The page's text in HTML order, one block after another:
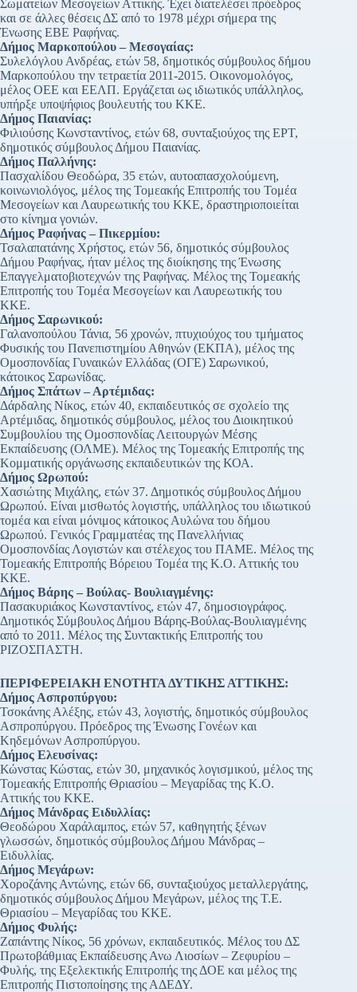
Σωματείων Μεσογείων Αττικής. Έχει διατελέσει πρόεδρος
και σε άλλες θέσεις ΔΣ από το 1978 μέχρι σήμερα της
Ένωσης ΕΒΕ Ραφήνας.
Δήμος Μαρκοπούλου – Μεσογαίας:
Συλελόγλου Ανδρέας, ετών 58, δημοτικός σύμβουλος δήμου
Μαρκοπούλου την τετραετία 2011-2015. Οικονομολόγος,
μέλος ΟΕΕ και ΕΕΛΠ. Εργάζεται ως ιδιωτικός υπάλληλος,
υπήρξε υποψήφιος βουλευτής του ΚΚΕ.
Δήμος Παιανίας:
Φιλιούσης Κωνσταντίνος, ετών 68, συνταξιούχος της ΕΡΤ,
δημοτικός σύμβουλος Δήμου Παιανίας.
Δήμος Παλλήνης:
Πασχαλίδου Θεοδώρα, 35 ετών, αυτοαπασχολούμενη,
κοινωνιολόγος, μέλος της Τομεακής Επιτροπής του Τομέα
Μεσογείων και Λαυρεωτικής του ΚΚΕ, δραστηριοποιείται
στο κίνημα γονιών.
Δήμος Ραφήνας – Πικερμίου:
Τσαλαπατάνης Χρήστος, ετών 56, δημοτικός σύμβουλος
Δήμου Ραφήνας, ήταν μέλος της διοίκησης της Ένωσης
Επαγγελματοβιοτεχνών της Ραφήνας. Μέλος της Τομεακής
Επιτροπής του Τομέα Μεσογείων και Λαυρεωτικής του
ΚΚΕ.
Δήμος Σαρωνικού:
Γαλανοπούλου Τάνια, 56 χρονών, πτυχιούχος του τμήματος
Φυσικής του Πανεπιστημίου Αθηνών (ΕΚΠΑ), μέλος της
Ομοσπονδίας Γυναικών Ελλάδας (ΟΓΕ) Σαρωνικού,
κάτοικος Σαρωνίδας.
Δήμος Σπάτων – Αρτέμιδας:
Δάρδαλης Νίκος, ετών 40, εκπαιδευτικός σε σχολείο της
Αρτέμιδας, δημοτικός σύμβουλος, μέλος του Διοικητικού
Συμβουλίου της Ομοσπονδίας Λειτουργών Μέσης
Εκπαίδευσης (ΟΛΜΕ). Μέλος της Τομεακής Επιτροπής της
Κομματικής οργάνωσης εκπαιδευτικών της ΚΟΑ.
Δήμος Ωρωπού:
Χασιώτης Μιχάλης, ετών 37. Δημοτικός σύμβουλος Δήμου
Ωρωπού. Είναι μισθωτός λογιστής, υπάλληλος του ιδιωτικού
τομέα και είναι μόνιμος κάτοικος Αυλώνα του δήμου
Ωρωπού. Γενικός Γραμματέας της Πανελλήνιας
Ομοσπονδίας Λογιστών και στέλεχος του ΠΑΜΕ. Μέλος της
Τομεακής Επιτροπής Βόρειου Τομέα της Κ.Ο. Αττικής του
ΚΚΕ.
Δήμος Βάρης – Βούλας- Βουλιαγμένης:
Πασακυριάκος Κωνσταντίνος, ετών 47, δημοσιογράφος.
Δημοτικός Σύμβουλος Δήμου Βάρης-Βούλας-Βουλιαγμένης
από το 2011. Μέλος της Συντακτικής Επιτροπής του
ΡΙΖΟΣΠΑΣΤΗ.
ΠΕΡΙΦΕΡΕΙΑΚΗ ΕΝΟΤΗΤΑ ΔΥΤΙΚΗΣ ΑΤΤΙΚΗΣ:
Δήμος Ασπροπύργου:
Τσοκάνης Αλέξης, ετών 43, λογιστής, δημοτικός σύμβουλος
Ασπροπύργου. Πρόεδρος της Ένωσης Γονέων και
Κηδεμόνων Ασπροπύργου.
Δήμος Ελευσίνας:
Κώνστας Κώστας, ετών 30, μηχανικός λογισμικού, μέλος της
Τομεακής Επιτροπής Θριασίου – Μεγαρίδας της Κ.Ο.
Αττικής του ΚΚΕ.
Δήμος Μάνδρας Ειδυλλίας:
Θεοδώρου Χαράλαμπος, ετών 57, καθηγητής ξένων
γλωσσών, δημοτικός σύμβουλος Δήμου Μάνδρας –
Ειδυλλίας.
Δήμος Μεγάρων:
Χοροζάνης Αντώνης, ετών 66, συνταξιούχος μεταλλεργάτης,
δημοτικός σύμβουλος Δήμου Μεγάρων, μέλος της Τ.Ε.
Θριασίου – Μεγαρίδας του ΚΚΕ.
Δήμος Φυλής:
Ζαπάντης Νίκος, 56 χρόνων, εκπαιδευτικός. Μέλος του ΔΣ
Πρωτοβάθμιας Εκπαίδευσης Ανω Λιοσίων – Ζεφυρίου –
Φυλής, της Εξελεκτικής Επιτροπής της ΔΟΕ και μέλος της
Επιτροπής Πιστοποίησης της ΑΔΕΔΥ.